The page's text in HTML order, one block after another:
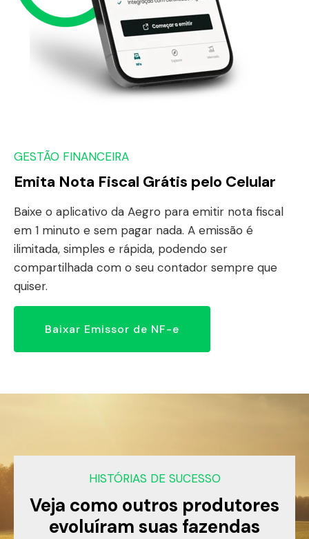
GESTÃO FINANCEIRA
Emita Nota Fiscal Grátis pelo Celular
Baixe o aplicativo da Aegro para emitir nota fiscal
em 1 minuto e sem pagar nada. A emissão é
ilimitada, simples e rápida, podendo ser
compartilhada com o seu contador sempre que
quiser.
Baixar Emissor de NF-e
HISTÓRIAS DE SUCESSO
Veja como outros produtores
evoluíram suas fazendas